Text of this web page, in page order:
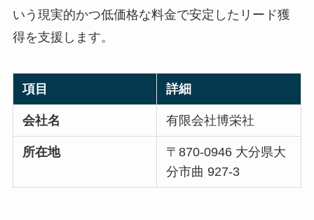
いう現実的かつ低価格な料金で安定したリード獲
得を支援します。
項目 詳細
会社名 有限会社博栄社
所在地
〒870-0946 大分県大
分市曲 927-3